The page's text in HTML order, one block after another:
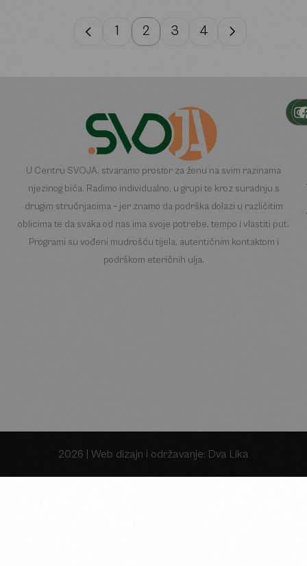
1 2 3 4
U Centru SVOJA. stvaramo prostor za ženu na svim razinama
njezinog bića. Radimo individualno, u grupi te kroz suradnju s
drugim stručnjacima – jer znamo da podrška dolazi u različitim
oblicima te da svaka od nas ima svoje potrebe, tempo i vlastiti put.
Programi su vođeni mudrošću tijela, autentičnim kontaktom i
podrškom eteričnih ulja.
2026 | Web dizajn i održavanje: Dva Lika